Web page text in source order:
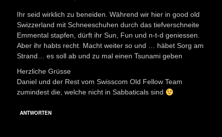
Ihr seid wirklich zu beneiden. Während wir hier in good old
Swizzerland mit Schneeschuhen durch das tiefverschneite
Emmental stapfen, dürft ihr Sun, Fun und n-t-d geniessen.
Aber ihr habts recht. Macht weiter so und … häbet Sorg am
Strand… es soll ab und zu mal einen Tsunami geben
Herzliche Grüsse
Daniel und der Rest vom Swisscom Old Fellow Team
zumindest die, welche nicht in Sabbaticals sind
ANTWORTEN